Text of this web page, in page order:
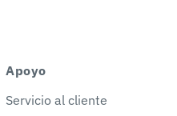
Apoyo
Servicio al cliente